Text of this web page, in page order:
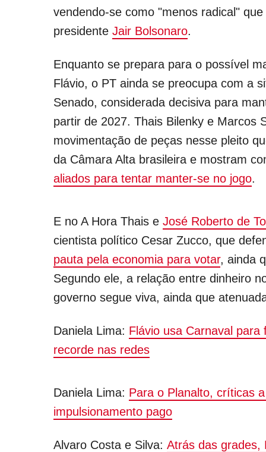
vendendo-se como "menos radical"
presidente Jair Bolsonaro.
Enquanto se prepara para o possível
Flávio, o PT ainda se preocupa com a
Senado, considerada decisiva para
partir de 2027. Thais Bilenky e Marcos
movimentação de peças nesse pleito
da Câmara Alta brasileira e mostram
aliados para tentar manter-se no jogo.
E no A Hora Thais e José Roberto de
cientista político Cesar Zucco, que
pauta pela economia para votar, ainda
Segundo ele, a relação entre dinheiro
governo segue viva, ainda que
Daniela Lima: Flávio usa Carnaval
recorde nas redes
Daniela Lima: Para o Planalto, críticas
impulsionamento pago
Alvaro Costa e Silva: Atrás das grades,